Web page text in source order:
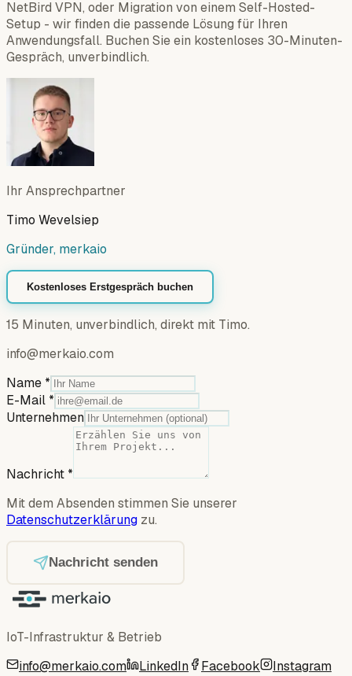
NetBird VPN, oder Migration von einem Self-Hosted-
Setup - wir finden die passende Lösung für Ihren
Anwendungsfall. Buchen Sie ein kostenloses 30-Minuten-
Gespräch, unverbindlich.
Ihr Ansprechpartner
Timo Wevelsiep
Gründer, merkaio
Kostenloses Erstgespräch buchen
15 Minuten, unverbindlich, direkt mit Timo.
info@merkaio.com
Name *
E-Mail *
Unternehmen
Nachricht *
Mit dem Absenden stimmen Sie unserer
Datenschutzerklärung zu.
Nachricht senden
IoT-Infrastruktur & Betrieb
info@merkaio.com
LinkedIn Facebook Instagram